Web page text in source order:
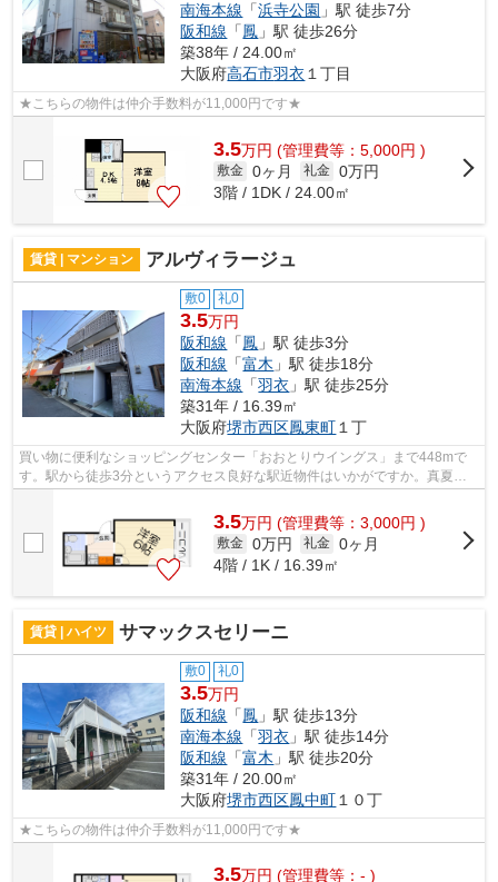
南海本線 「浜寺公園 」駅 徒歩7分
阪和線 「鳳 」駅 徒歩26分
築38年 / 24.00㎡
大阪府高石市羽衣１丁目
★こちらの物件は仲介手数料が11,000円です★
3.5万円 (管理費等：5,000円 )
敷金 0ヶ月 礼金 0万円
3階 / 1DK / 24.00㎡
賃貸 | マンション アルヴィラージュ
敷0 礼0
3.5万円
阪和線 「鳳 」駅 徒歩3分
阪和線 「富木 」駅 徒歩18分
南海本線 「羽衣 」駅 徒歩25分
築31年 / 16.39㎡
大阪府堺市西区鳳東町 １丁
買い物に便利なショッピングセンター「おおとりウイングス」まで448mで
す。駅から徒歩3分というアクセス良好な駅近物件はいかがですか。真夏の
3.5万円 (管理費等：3,000円 )
敷金 0万円 礼金 0ヶ月
4階 / 1K / 16.39㎡
賃貸 | ハイツ サマックスセリーニ
敷0 礼0
3.5万円
阪和線 「鳳 」駅 徒歩13分
南海本線 「羽衣 」駅 徒歩14分
阪和線 「富木 」駅 徒歩20分
築31年 / 20.00㎡
大阪府堺市西区鳳中町 １０丁
★こちらの物件は仲介手数料が11,000円です★
3.5万円 (管理費等：- )